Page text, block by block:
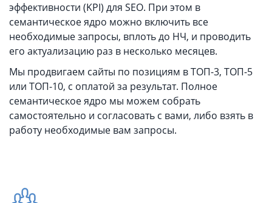
эффективности (KPI) для SEO. При этом в
семантическое ядро можно включить все
необходимые запросы, вплоть до НЧ, и проводить
его актуализацию раз в несколько месяцев.
Мы продвигаем сайты по позициям в ТОП-3, ТОП-5
или ТОП-10, с оплатой за результат. Полное
семантическое ядро мы можем собрать
самостоятельно и согласовать с вами, либо взять в
работу необходимые вам запросы.